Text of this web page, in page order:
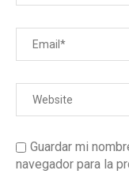
Guardar mi
navegador para la